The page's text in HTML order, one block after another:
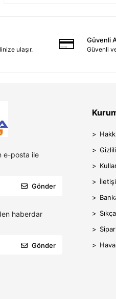
ulaşır.
Güvenli
Güvenli
e-posta ile
Gönder
haberdar
Gönder